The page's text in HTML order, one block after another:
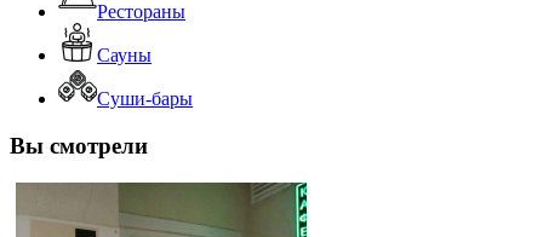
Рестораны
Сауны
Суши-бары
Вы смотрели